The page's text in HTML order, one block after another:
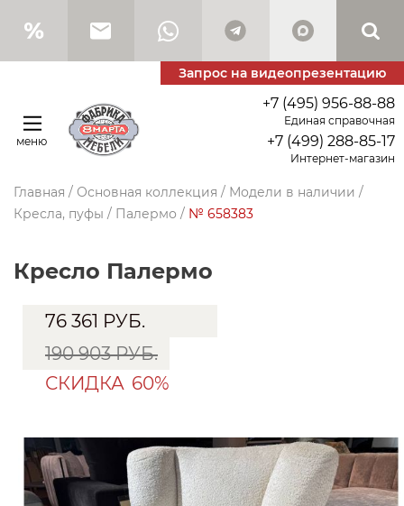
Запрос на видеопрезентацию
меню
+7 (495) 956-88-88
Единая справочная
+7 (499) 288-85-17
Интернет-магазин
Главная / Основная коллекция / Модели в наличии /
Кресла, пуфы / Палермо / № 658383
Кресло Палермо
76 361 РУБ.
190 903 РУБ.
СКИДКА 60%